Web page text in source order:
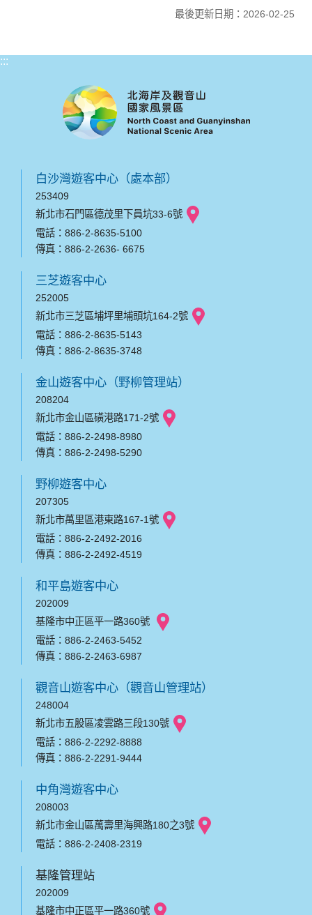
最後更新日期：2026-02-25
:::
白沙灣遊客中心（處本部）
253409
新北市石門區德茂里下員坑33-6號
電話：886-2-8635-5100
傳真：886-2-2636- 6675
三芝遊客中心
252005
新北市三芝區埔坪里埔頭坑164-2號
電話：886-2-8635-5143
傳真：886-2-8635-3748
金山遊客中心（野柳管理站）
208204
新北市金山區磺港路171-2號
電話：886-2-2498-8980
傳真：886-2-2498-5290
野柳遊客中心
207305
新北市萬里區港東路167-1號
電話：886-2-2492-2016
傳真：886-2-2492-4519
和平島遊客中心
202009
基隆市中正區平一路360號
電話：886-2-2463-5452
傳真：886-2-2463-6987
觀音山遊客中心（觀音山管理站）
248004
新北市五股區凌雲路三段130號
電話：886-2-2292-8888
傳真：886-2-2291-9444
中角灣遊客中心
208003
新北市金山區萬壽里海興路180之3號
電話：886-2-2408-2319
基隆管理站
202009
基隆市中正區平一路360號